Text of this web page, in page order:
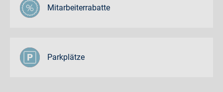
Mitarbeiterrabatte
Parkplätze